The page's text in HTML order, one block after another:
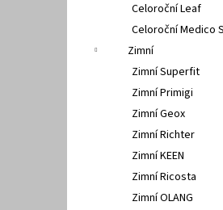
Celoroční Leaf
Celoroční Medico
Zimní
Zimní Superfit
Zimní Primigi
Zimní Geox
Zimní Richter
Zimní KEEN
Zimní Ricosta
Zimní OLANG